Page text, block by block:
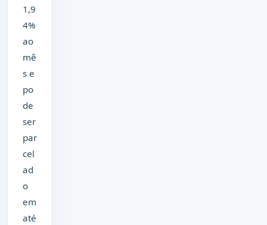
1,9
4%
ao
mê
s e
po
de
ser
par
cel
ad
o
em
até